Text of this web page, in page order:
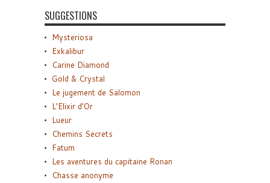
SUGGESTIONS
Mysteriosa
Exkalibur
Carine Diamond
Gold & Crystal
Le jugement de Salomon
L’Elixir d’Or
Lueur
Chemins Secrets
Fatum
Les aventures du capitaine Ronan
Chasse anonyme